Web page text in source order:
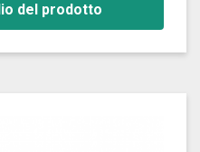
del prodotto